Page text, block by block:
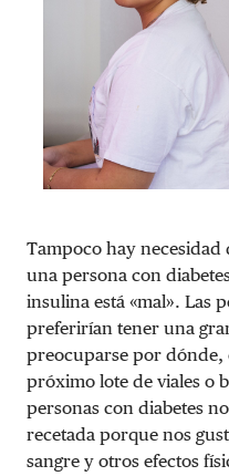
Tampoco hay necesidad
una persona con
insulina está «mal». Las
preferirían tener una
preocuparse por dónde,
próximo lote de viales o
personas con diabetes
recetada porque nos
sangre y otros efectos